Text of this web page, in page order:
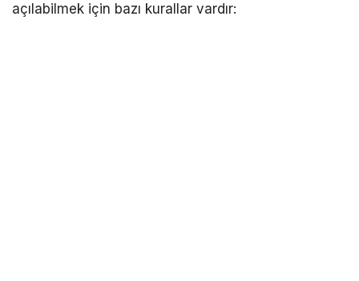
açılabilmek için bazı kurallar vardır: